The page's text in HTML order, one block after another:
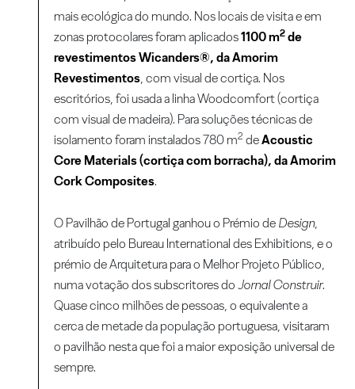
mais ecológica do mundo. Nos locais de visita e em
zonas protocolares foram aplicados1100 m2 de
revestimentos Wicanders®, da Amorim
Revestimentos, com visual de cortiça. Nos
escritórios, foi usada a linha Woodcomfort (cortiça
com visual de madeira). Para soluções técnicas de
isolamento foram instalados 780 m2 deAcoustic
Core Materials (cortiça com borracha), da Amorim
Cork Composites.
O Pavilhão de Portugal ganhou o Prémio de Design,
atribuído pelo Bureau International des Exhibitions, e o
prémio de Arquitetura para o Melhor Projeto Público,
numa votação dos subscritores doJornal Construir.
Quase cinco milhões de pessoas, o equivalente a
cerca de metade da população portuguesa, visitaram
o pavilhão nesta que foi a maior exposição universal de
sempre.